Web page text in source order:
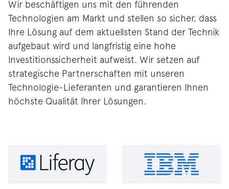
Wir beschäftigen uns mit den führenden
Technologien am Markt und stellen so sicher, dass
Ihre Lösung auf dem aktuellsten Stand der Technik
aufgebaut wird und langfristig eine hohe
Investitionssicherheit aufweist. Wir setzen auf
strategische Partnerschaften mit unseren
Technologie-Lieferanten und garantieren Ihnen
höchste Qualität Ihrer Lösungen.